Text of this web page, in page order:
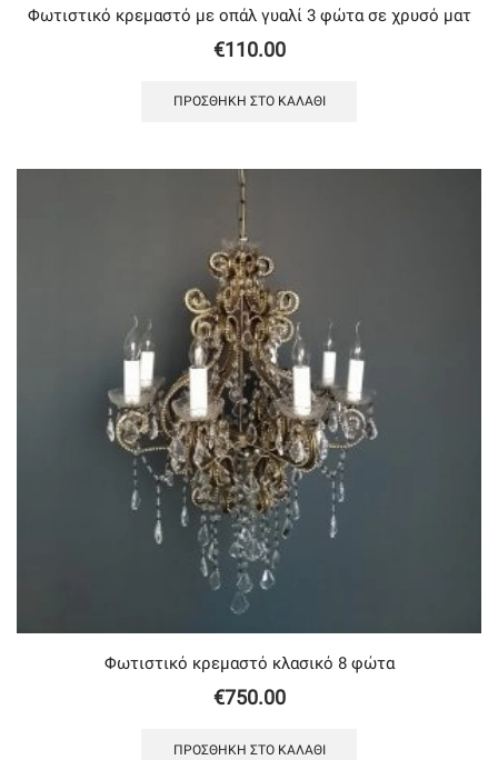
Φωτιστικό κρεμαστό με oπάλ γυαλί 3 φώτα σε χρυσό ματ
€110.00
ΠΡΟΣΘΉΚΗ ΣΤΟ ΚΑΛΆΘΙ
Φωτιστικό κρεμαστό κλασικό 8 φώτα
€750.00
ΠΡΟΣΘΉΚΗ ΣΤΟ ΚΑΛΆΘΙ